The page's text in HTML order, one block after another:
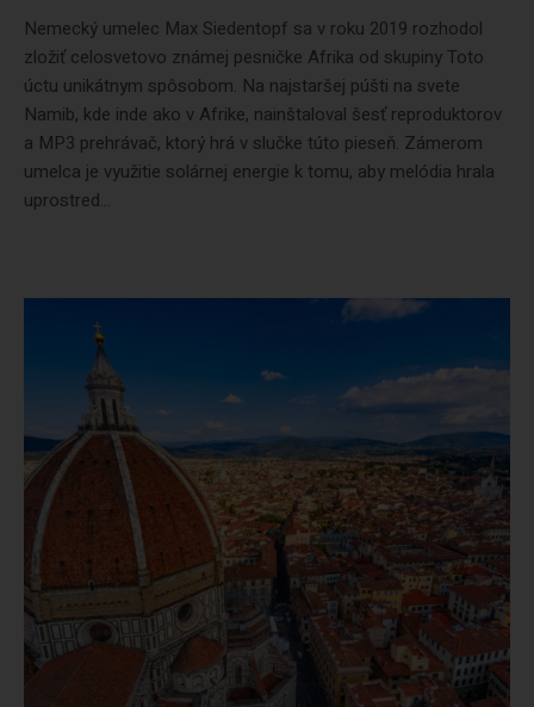
Nemecký umelec Max Siedentopf sa v roku 2019 rozhodol
zložiť celosvetovo známej pesničke Afrika od skupiny Toto
úctu unikátnym spôsobom. Na najstaršej púšti na svete
Namib, kde inde ako v Afrike, nainštaloval šesť reproduktorov
a MP3 prehrávač, ktorý hrá v slučke túto pieseň. Zámerom
umelca je využitie solárnej energie k tomu, aby melódia hrala
uprostred...